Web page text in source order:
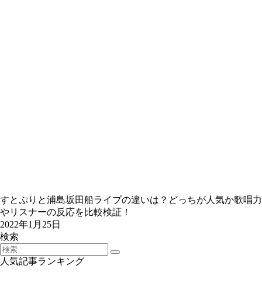
すとぷりと浦島坂田船ライブの違いは？どっちが人気か歌唱力
やリスナーの反応を比較検証！
2022年1月25日
検索
人気記事ランキング